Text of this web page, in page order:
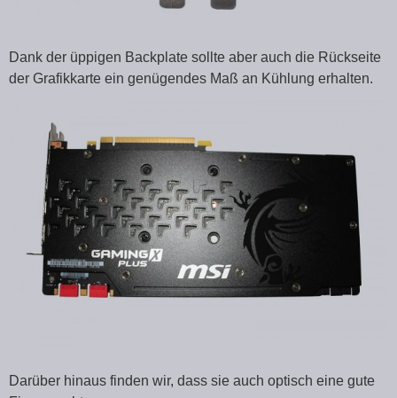
Dank der üppigen Backplate sollte aber auch die Rückseite
der Grafikkarte ein genügendes Maß an Kühlung erhalten.
Darüber hinaus finden wir, dass sie auch optisch eine gute